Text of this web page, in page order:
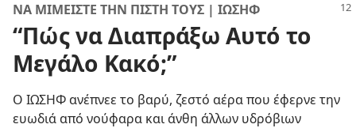
ΝΑ ΜΙΜΕΙΣΤΕ ΤΗΝ ΠΙΣΤΗ ΤΟΥΣ | ΙΩΣΗΦ
“Πώς να Διαπράξω Αυτό το
Μεγάλο Κακό;”
Ο ΙΩΣΗΦ ανέπνεε το βαρύ, ζεστό αέρα που έφερνε την
ευωδιά από νούφαρα και άνθη άλλων υδρόβιων